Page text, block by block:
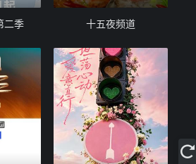
二季 十五夜频道